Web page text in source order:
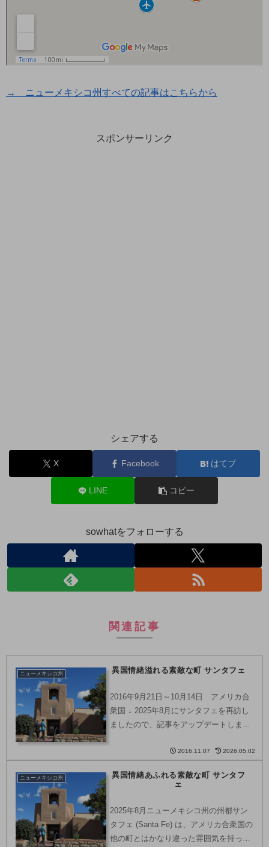
→ ニューメキシコ州すべての記事はこちらから
スポンサーリンク
シェアする
X Facebook はてブ
LINE コピー
sowhatをフォローする
関連記事
ニューメキシコ州 異国情緒溢れる素敵な町 サンタフェ
2016年9月21日～10月14日 アメリカ合
衆国 ↓ 2025年8月にサンタフェを再訪し
ましたので、記事をアップデートしまし
2016.11.07 2026.05.02
ニューメキシコ州
異国情緒あふれる素敵な町 サンタフ
ェ
2025年8月ニューメキシコ州の州都サン
タフェ (Santa Fe) は、アメリカ合衆国の
他の町とはかなり違った雰囲気を持った